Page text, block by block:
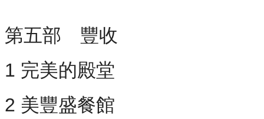
第五部 豐收
1 完美的殿堂
2 美豐盛餐館